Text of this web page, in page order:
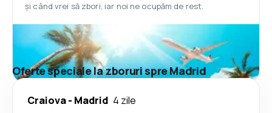
și când vrei să zbori, iar noi ne ocupăm de rest.
Oferte speciale la zboruri spre Madrid
Craiova- Madrid 4 zile